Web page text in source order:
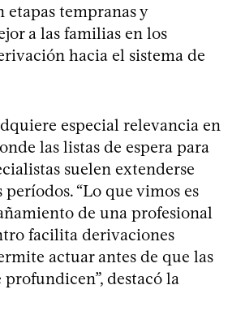
etapas tempranas y
a las familias en los
hacia el sistema de
especial relevancia en
las listas de espera para
suelen extenderse
“Lo que vimos es
de una profesional
facilita derivaciones
actuar antes de que las
destacó la